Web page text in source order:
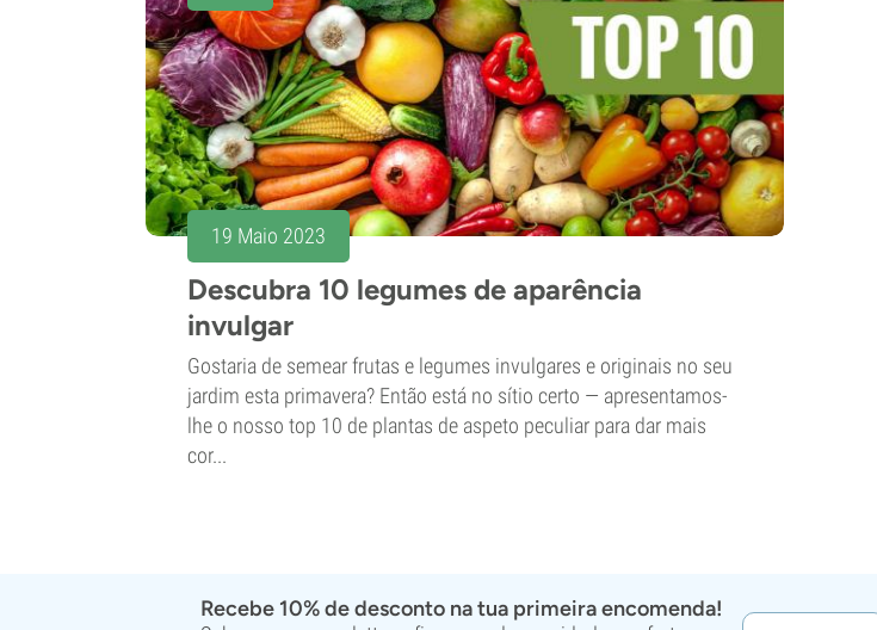
19 Maio 2023
Descubra 10 legumes de aparência
invulgar
Gostaria de semear frutas e legumes invulgares e originais no seu
jardim esta primavera? Então está no sítio certo — apresentamos-
lhe o nosso top 10 de plantas de aspeto peculiar para dar mais
cor...
Recebe 10% de desconto na tua primeira encomenda!